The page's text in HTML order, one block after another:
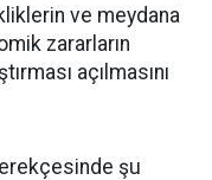
ve meydana
zararların
açılmasını
şu